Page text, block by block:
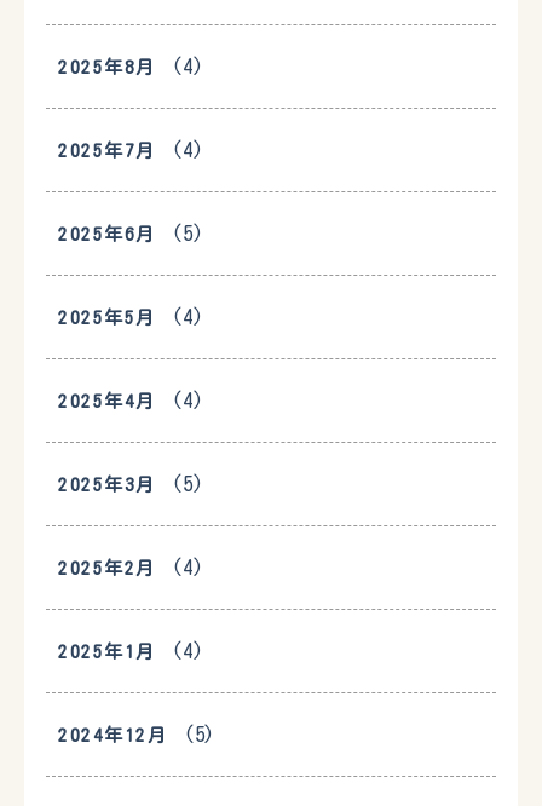
2025年8月 (4)
2025年7月 (4)
2025年6月 (5)
2025年5月 (4)
2025年4月 (4)
2025年3月 (5)
2025年2月 (4)
2025年1月 (4)
2024年12月 (5)